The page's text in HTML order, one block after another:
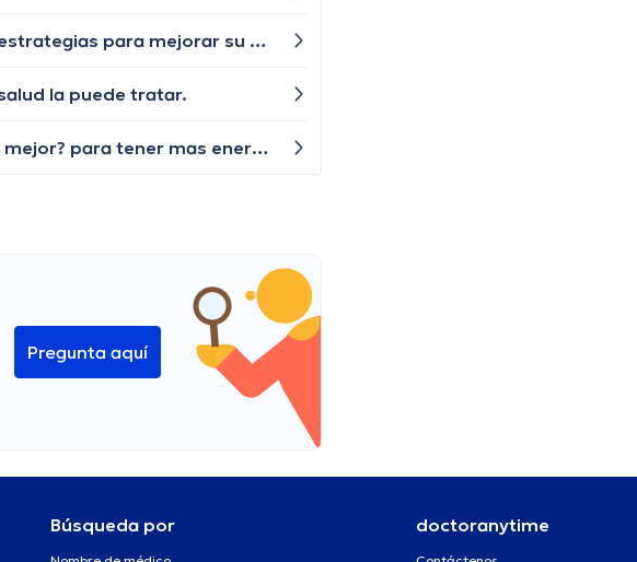
Mi hijo tiene problemas para mantenerse enfocado en sus tareas escolares, ¿cuáles son las estrategias para mejorar su concentración?
la puede tratar.
He notado que tengo fiebre y me siento muy débil y cansado, qué debo hacer para sentirme mejor? para tener mas energia?
Pregunta aquí
Búsqueda por doctoranytime